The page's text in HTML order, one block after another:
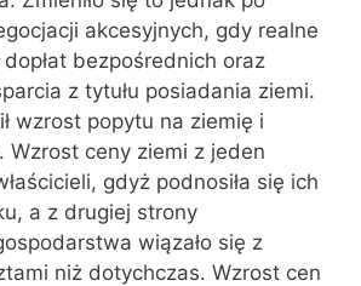
akcesyjnych, gdy realne
dopłat bezpośrednich oraz
z tytułu posiadania ziemi.
wzrost popytu na ziemię i
Wzrost ceny ziemi z jeden
gdyż podnosiła się ich
a z drugiej strony
wiązało się z
niż dotychczas. Wzrost cen